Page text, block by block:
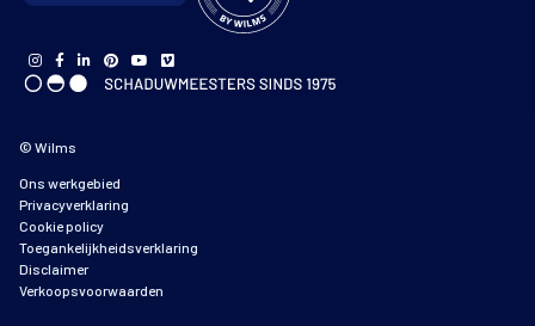
© Wilms
Ons werkgebied
Privacyverklaring
Cookie policy
Toegankelijkheidsverklaring
Disclaimer
Verkoopsvoorwaarden